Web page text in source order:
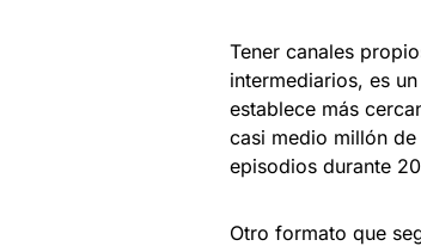
Tener canales
intermediarios, es
establece más
casi medio millón
episodios durante
Otro formato que